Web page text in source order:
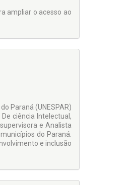
ampliar o acesso ao
Paraná (UNESPAR)
ciência Intelectual,
e Analista
do Paraná.
e inclusão